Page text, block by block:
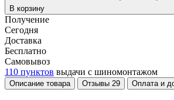
В корзину
Получение
Сегодня
Доставка
Бесплатно
Самовывоз
110 пунктов выдачи с шиномонтажом
Описание товара Отзывы 29 Оплата и